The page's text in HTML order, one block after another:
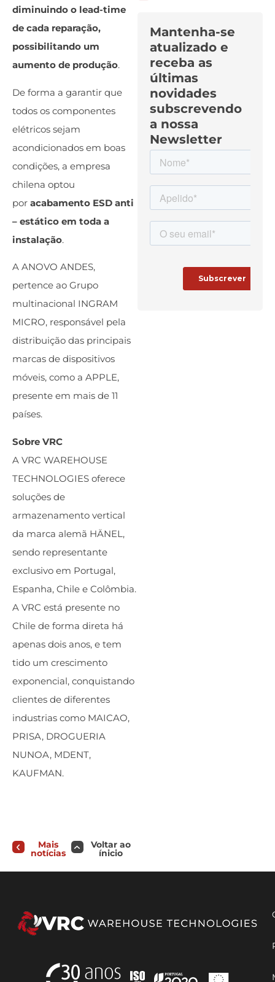
diminuindo o lead-time
de cada reparação,
possibilitando um
aumento de produção.
De forma a garantir que
todos os componentes
elétricos sejam
acondicionados em boas
condições, a empresa
chilena optou
por acabamento ESD anti
– estático em toda a
instalação.
A ANOVO ANDES,
pertence ao Grupo
multinacional INGRAM
MICRO, responsável pela
distribuição das principais
marcas de dispositivos
móveis, como a APPLE,
presente em mais de 11
países.
Sobre VRC
A VRC WAREHOUSE
TECHNOLOGIES oferece
soluções de
armazenamento vertical
da marca alemã HÄNEL,
sendo representante
exclusivo em Portugal,
Espanha, Chile e Colômbia.
A VRC está presente no
Chile de forma direta há
apenas dois anos, e tem
tido um crescimento
exponencial, conquistando
clientes de diferentes
industrias como MAICAO,
PRISA, DROGUERIA
NUNOA, MDENT,
KAUFMAN.
Mais
notícias
Voltar ao
ínicio
Mantenha-se
atualizado e
receba as
últimas
novidades
subscrevendo
a nossa
Newsletter